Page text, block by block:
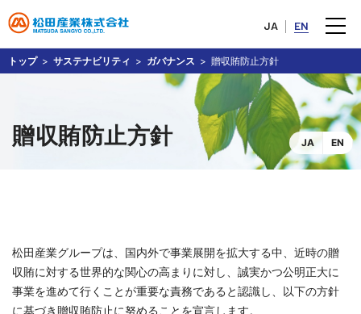
トップ サステナビリティ ガバナンス 贈収賄防止方針
贈収賄防止方針 JA EN
松田産業グループは、国内外で事業展開を拡大する中、近時の贈
収賄に対する世界的な関心の高まりに対し、誠実かつ公明正大に
事業を進めて行くことが重要な責務であると認識し、以下の方針
に基づき贈収賄防止に努めることを宣言します。
JA EN